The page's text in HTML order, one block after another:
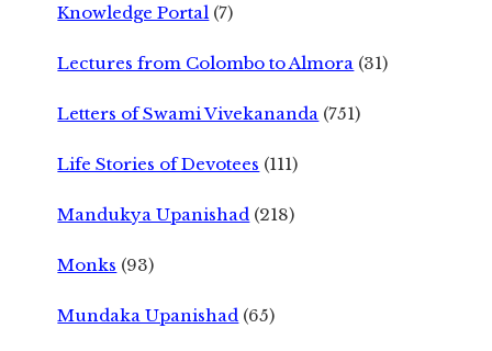
Knowledge Portal (7)
Lectures from Colombo to Almora (31)
Letters of Swami Vivekananda (751)
Life Stories of Devotees (111)
Mandukya Upanishad (218)
Monks (93)
Mundaka Upanishad (65)